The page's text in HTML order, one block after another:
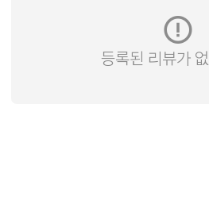
등록된 리뷰가